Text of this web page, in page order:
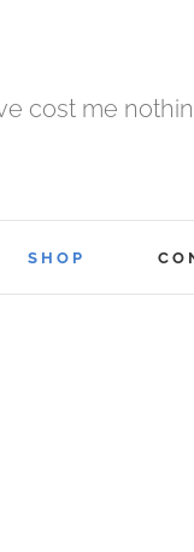
cost me
SHOP